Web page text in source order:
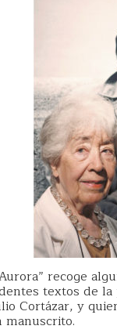
recoge
textos de
Cortázar, y
manuscrito.